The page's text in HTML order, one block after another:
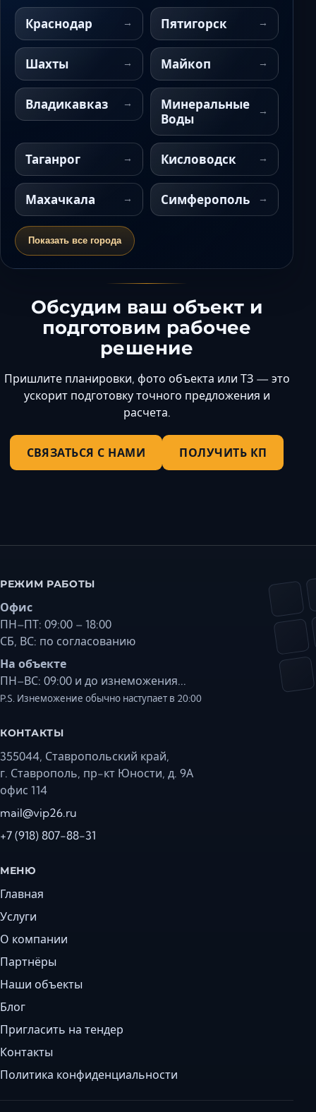
Краснодар Пятигорск
Шахты Майкоп
Владикавказ
Минеральные
Воды
Таганрог Кисловодск
Махачкала Симферополь
Показать все города
Обсудим ваш объект и
подготовим рабочее
решение
Пришлите планировки, фото объекта или ТЗ — это
ускорит подготовку точного предложения и
расчета.
СВЯЗАТЬСЯ С НАМИ ПОЛУЧИТЬ КП
РЕЖИМ РАБОТЫ
Офис
ПН–ПТ: 09:00 – 18:00
СБ, ВС: по согласованию
На объекте
ПН–ВС: 09:00 и до изнеможения...
P.S. Изнеможение обычно наступает в 20:00
КОНТАКТЫ
355044, Ставропольский край,
г. Ставрополь, пр-кт Юности, д. 9А
офис 114
mail@vip26.ru
+7 (918) 807-88-31
МЕНЮ
Главная
Услуги
О компании
Партнёры
Наши объекты
Блог
Пригласить на тендер
Контакты
Политика конфиденциальности